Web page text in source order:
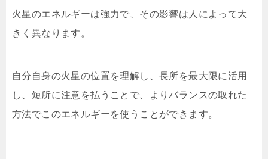
火星のエネルギーは強力で、その影響は人によって大
きく異なります。
自分自身の火星の位置を理解し、長所を最大限に活用
し、短所に注意を払うことで、よりバランスの取れた
方法でこのエネルギーを使うことができます。